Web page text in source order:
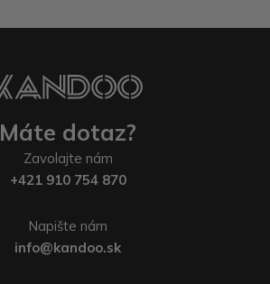
Máte dotaz?
Zavolajte nám
+421 910 754 870
Napište nám
info@kandoo.sk